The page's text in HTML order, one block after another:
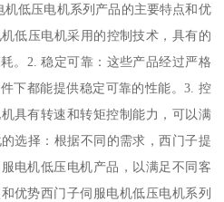
压电机系列产品的主要特点和优
低压电机采用的控制技术，具有的
。2. 稳定可靠：这些产品经过严格
下都能提供稳定可靠的性能。3. 控
具有转速和转矩控制能力，可以满
选择：根据不同的需求，西门子提
电机低压电机产品，以满足不同客
优势西门子伺服电机低压电机系列